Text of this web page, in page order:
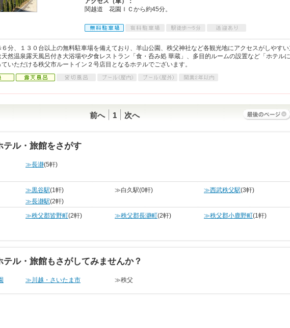
関越道 花園ＩＣから約45分。
分、１３０台以上の無料駐車場を備えており、羊山公園、秩父神社など各観光地にアクセスがしやす
然温泉露天風呂付き大浴場や夕食レストラン「食・呑み処 華蔵」、多目的ルームの設置など「ホテルに
いただける秩父市ルートイン２号店目となるホテルでございます。
前へ 1 次へ
テル・旅館をさがす
≫長瀞(5軒)
≫黒谷駅(1軒) ≫白久駅(0軒) ≫西武秩父駅(3軒)
≫長瀞駅(2軒)
≫秩父郡皆野町(2軒) ≫秩父郡長瀞町(2軒) ≫秩父郡小鹿野町(1軒)
ル・旅館もさがしてみませんか？
≫川越・さいたま市 ≫秩父